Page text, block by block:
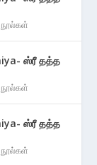
ஸ்ரீ தத்த
ஸ்ரீ தத்த